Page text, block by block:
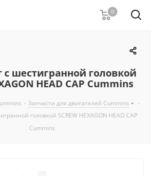
0
с шестигранной головкой
HEAD CAP Cummins
- Запчасти для двигателей Cummins
-
головкой SCREW HEXAGON HEAD CAP
Cummins